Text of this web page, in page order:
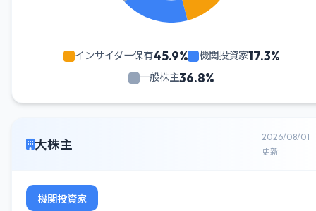
インサイダー保有45.9% 機関投資家17.3%
一般株主36.8%
大株主
2026/08/01
更新
機関投資家